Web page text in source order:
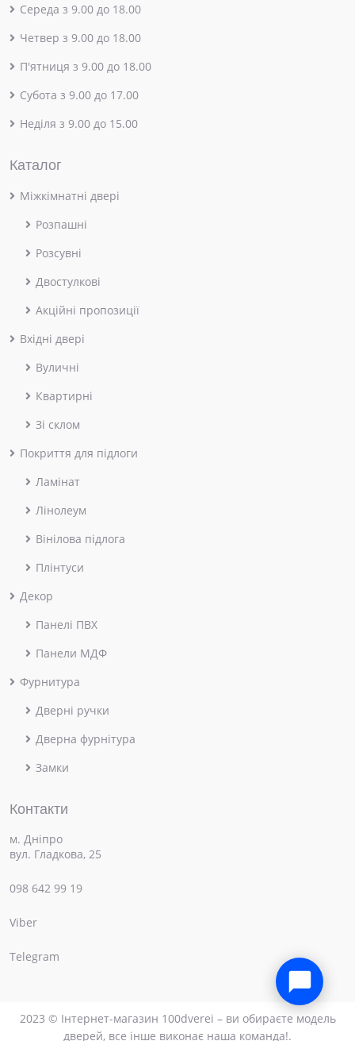
Середа з 9.00 до 18.00
Четвер з 9.00 до 18.00
П'ятниця з 9.00 до 18.00
Субота з 9.00 до 17.00
Неділя з 9.00 до 15.00
Каталог
Міжкімнатні двері
Розпашні
Розсувні
Двостулкові
Акційні пропозиції
Вхідні двері
Вуличні
Квартирні
Зі склом
Покриття для підлоги
Ламінат
Лінолеум
Вінілова підлога
Плінтуси
Декор
Панелі ПВХ
Панели МДФ
Фурнитура
Дверні ручки
Дверна фурнітура
Замки
Контакти
м. Дніпро
вул. Гладкова, 25
098 642 99 19
Viber
Telegram
2023 © Інтернет-магазин 100dverei – ви обираєте модель
дверей, все інше виконає наша команда!.